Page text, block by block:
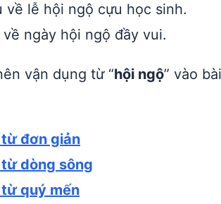
về lễ hội ngộ cựu học sinh.
ngày hội ngộ đầy vui.
vận dụng từ “hội ngộ” vào
đơn giản
dòng sông
quý mến